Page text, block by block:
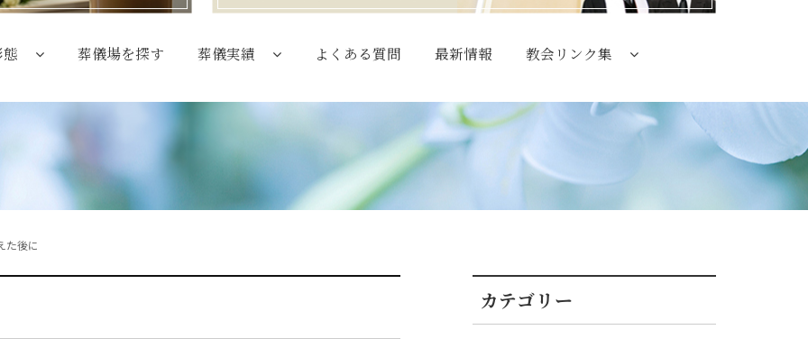
葬儀場を探す 葬儀実績 よくある質問 最新情報 教会リンク集
た後に
カテゴリー